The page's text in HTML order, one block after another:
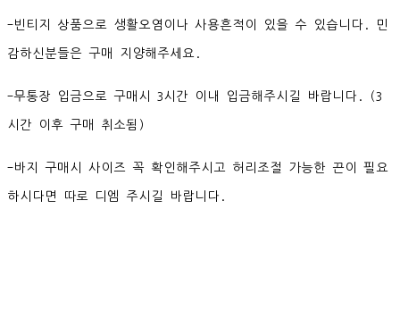
-빈티지 상품으로 생활오염이나 사용흔적이 있을 수 있습니다. 민
감하신분들은 구매 지양해주세요.
-무통장 입금으로 구매시 3시간 이내 입금해주시길 바랍니다. (3
시간 이후 구매 취소됨)
-바지 구매시 사이즈 꼭 확인해주시고 허리조절 가능한 끈이 필요
하시다면 따로 디엠 주시길 바랍니다.